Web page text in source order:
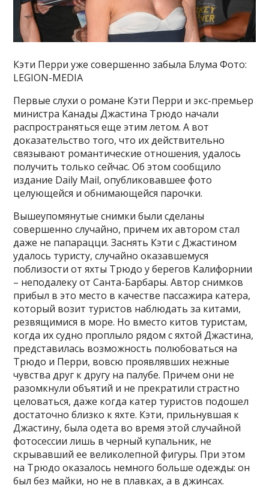
Кэти Перри уже совершенно забыла Блума Фото:
LEGION-MEDIA
Первые слухи о романе Кэти Перри и экс-премьер
министра Канады Джастина Трюдо начали
распространяться еще этим летом. А вот
доказательство того, что их действительно
связывают романтические отношения, удалось
получить только сейчас. Об этом сообщило
издание Daily Mail, опубликовавшее фото
целующейся и обнимающейся парочки.
Вышеупомянутые снимки были сделаны
совершенно случайно, причем их автором стал
даже не папарацци. Заснять Кэти с Джастином
удалось туристу, случайно оказавшемуся
поблизости от яхты Трюдо у берегов Калифорнии
– неподалеку от Санта-Барбары. Автор снимков
прибыл в это место в качестве пассажира катера,
который возит туристов наблюдать за китами,
резвящимися в море. Но вместо китов туристам,
когда их судно проплыло рядом с яхтой Джастина,
представилась возможность полюбоваться на
Трюдо и Перри, вовсю проявлявших нежные
чувства друг к другу на палубе. Причем они не
разомкнули объятий и не прекратили страстно
целоваться, даже когда катер туристов подошел
достаточно близко к яхте. Кэти, прильнувшая к
Джастину, была одета во время этой случайной
фотосессии лишь в черный купальник, не
скрывавший ее великолепной фигуры. При этом
на Трюдо оказалось немного больше одежды: он
был без майки, но не в плавках, а в джинсах.